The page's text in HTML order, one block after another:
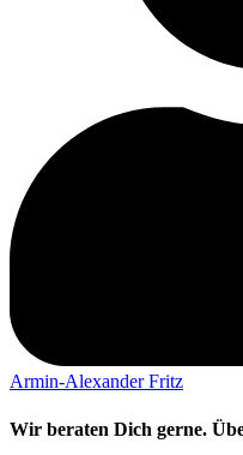
Armin-Alexander Fritz
Wir beraten Dich gerne.